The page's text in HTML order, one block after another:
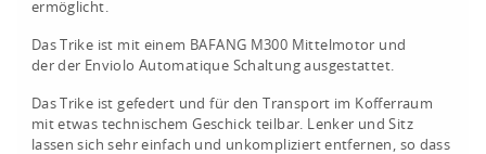
ermöglicht.
Das Trike ist mit einem BAFANG M300 Mittelmotor und
der der Enviolo Automatique Schaltung ausgestattet.
Das Trike ist gefedert und für den Transport im Kofferraum
mit etwas technischem Geschick teilbar. Lenker und Sitz
lassen sich sehr einfach und unkompliziert entfernen, so dass